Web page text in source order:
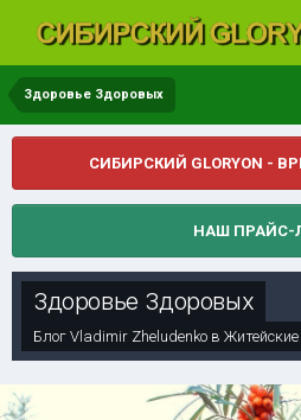
Здоровье Здоровых
СИБИРСКИЙ GLORYON -
НАШ ПРАЙС-
Здоровье Здоровых
Блог Vladimir Zheludenko в